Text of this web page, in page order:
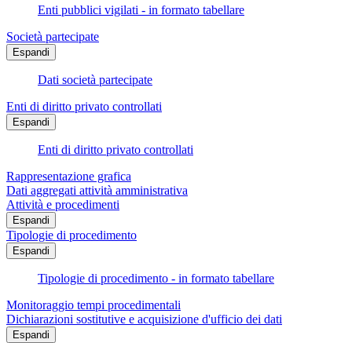
Enti pubblici vigilati - in formato tabellare
Società partecipate
Espandi
Dati società partecipate
Enti di diritto privato controllati
Espandi
Enti di diritto privato controllati
Rappresentazione grafica
Dati aggregati attività amministrativa
Attività e procedimenti
Espandi
Tipologie di procedimento
Espandi
Tipologie di procedimento - in formato tabellare
Monitoraggio tempi procedimentali
Dichiarazioni sostitutive e acquisizione d'ufficio dei dati
Espandi